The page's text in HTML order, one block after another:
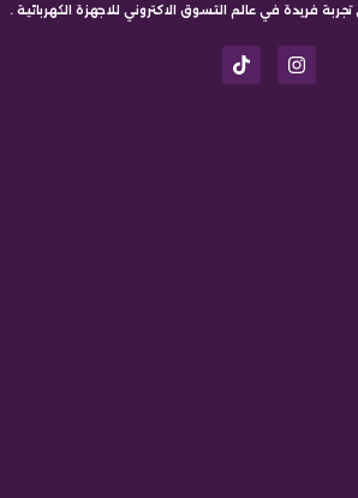
فريدة في عالم التسوق الاكتروني للاجهزة الكهربائية .